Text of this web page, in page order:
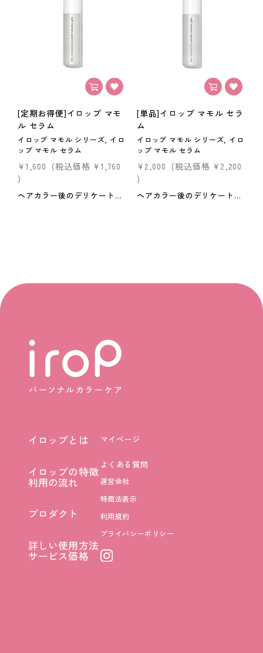
[定期お得便]イロップ マモ
ル セラム
イロップ マモル シリーズ, イロ
ップ マモル セラム
¥1,600 (税込価格 ¥1,760
)
ヘアカラー後のデリケートな髪をケアするミルクタイプのアウトバストリートメント。 ヘアカラー後の色落ちとダメージを抑制し、指通りなめらかな髪に導きます。 ＜内容量＞40ml ＜特徴＞●カラー長持ち処方*1褪色抑制効果により、染めたての美しい髪色を保ちます。*1 タウリン&テアニン：毛髪を引き締める、酒石酸：pHコントロールによってダメージを抑制●潤い成分はちみつ配合カラー後のパサつきを抑え、指通りなめらかな仕上がりに。●補修ミルク設計ヘアカラーのダメージを受けた毛髪内部まで浸透するミルクタイプ。＜使い方＞ヘアカラー後から毎日ご使用ください。洗髪し、タオルドライした後、少量ずつ手に取り髪全体に均一になじませ、乾かします。 ■定期商品について ・回数にかかわらず、休止・解約が可能です。 ※通常購入商品をお求めの方は【こちら】から
[単品]イロップ マモル セラ
ム
イロップ マモル シリーズ, イロ
ップ マモル セラム
¥2,000 (税込価格 ¥2,200
)
ヘアカラー後のデリケートな髪をケアするミルクタイプのアウトバストリートメント。ヘアカラー後の色落ちとダメージを抑制し、指通りなめらかな髪に導きます。＜内容量＞40ml ＜特徴＞●カラー長持ち処方*1褪色抑制効果により、染めたての美しい髪色を保ちます。*1 タウリン&テアニン：毛髪を引き締める、酒石酸：pHコントロールによってダメージを抑制●潤い成分はちみつ配合カラー後のパサつきを抑え、指通りなめらかな仕上がりに。●補修ミルク設計ヘアカラーのダメージを受けた毛髪内部まで浸透するミルクタイプ。＜使い方＞ヘアカラー後から毎日ご使用ください。洗髪し、タオルドライした後、少量ずつ手に取り髪全体に均一になじませ、乾かします。
イロップとは
イロップの特徴
イロップの特徴
マイページ
よくある質問
利用の流れ
プロダクト
詳しい使用方法
詳しい使用方法
運営会社
特商法表示
利用規約
プライバシーポリシー
サービス価格
サービス価格